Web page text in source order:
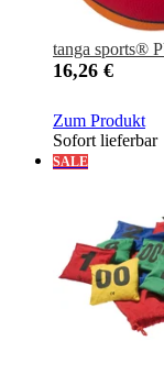
tanga sports®
16,26 €
Zum Produkt
Sofort lieferbar
SALE